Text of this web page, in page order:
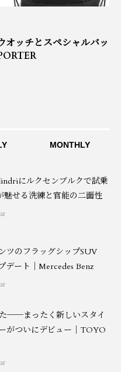
ッチとスペシャルバッ
MONTHLY
にルクセンブルクで試乗
せる洗練と官能の二面性
ツのフラッグシップSUV
デート｜Mercedes Benz
──まったく新しいスタイ
がついにデビュー｜TOYO